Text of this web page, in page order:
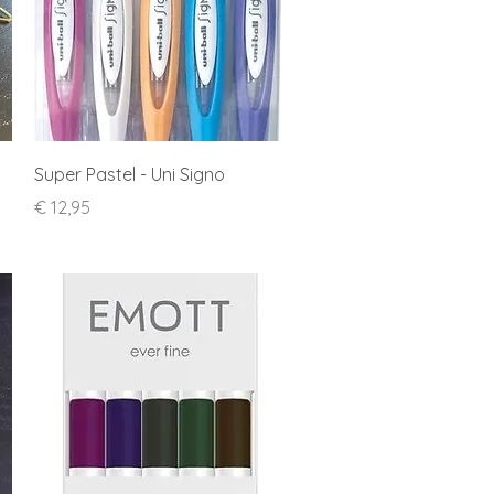
Snel overzicht
Super Pastel - Uni Signo
Prijs
€ 12,95